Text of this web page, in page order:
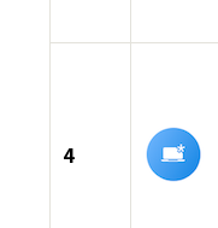
4